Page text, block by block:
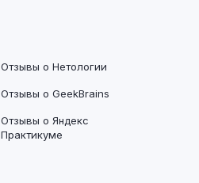
Отзывы о Нетологии
Отзывы о GeekBrains
Отзывы о Яндекс
Практикуме